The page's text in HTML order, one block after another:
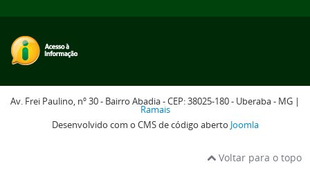
Av. Frei Paulino, nº 30 - Bairro Abadia - CEP: 38025-180 - Uberaba - MG |
Ramais
Desenvolvido com o CMS de código aberto Joomla
Voltar para o topo